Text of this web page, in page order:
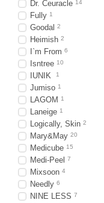
Dr. Ceuracle 14
Fully 1
Goodal 2
Heimish 2
I`m From 6
Isntree 10
IUNIK 1
Jumiso 1
LAGOM 1
Laneige 1
Logically, Skin 2
Mary&May 20
Medicube 15
Medi-Peel 7
Mixsoon 4
Needly 6
NINE LESS 7